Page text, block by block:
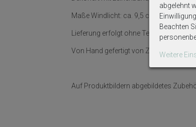
Maße Windlicht: ca. 9,5 cm hoch, Ø ca.
Lieferung erfolgt ohne Teelichter/Kerzen.
Von Hand gefertigt von ZauberDeko.
Auf Produktbildern abgebildetes
abgelehnt
Beachten
Weitere